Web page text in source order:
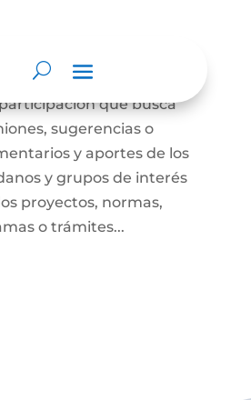
es un
que busca
sugerencias o
y aportes de los
y grupos de interés
proyectos, normas,
o trámites...